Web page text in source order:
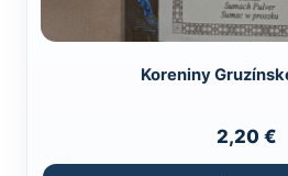
Koreniny
2,20 €